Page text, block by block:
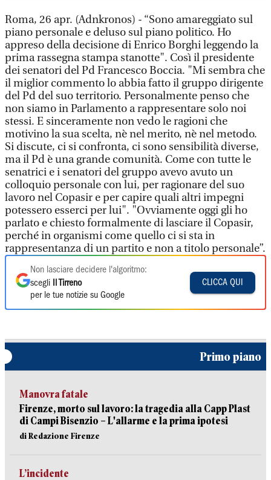
Roma, 26 apr. (Adnkronos) - “Sono amareggiato sul
piano personale e deluso sul piano politico. Ho
appreso della decisione di Enrico Borghi leggendo la
prima rassegna stampa stanotte". Così il presidente
dei senatori del Pd Francesco Boccia. "Mi sembra che
il miglior commento lo abbia fatto il gruppo dirigente
del Pd del suo territorio. Personalmente penso che
non siamo in Parlamento a rappresentare solo noi
stessi. E sinceramente non vedo le ragioni che
motivino la sua scelta, nè nel merito, nè nel metodo.
Si discute, ci si confronta, ci sono sensibilità diverse,
ma il Pd è una grande comunità. Come con tutte le
senatrici e i senatori del gruppo avevo avuto un
colloquio personale con lui, per ragionare del suo
lavoro nel Copasir e per capire quali altri impegni
potessero esserci per lui". "Ovviamente oggi gli ho
parlato e chiesto formalmente di lasciare il Copasir,
perché in organismi come quello ci si sta in
rappresentanza di un partito e non a titolo personale”.
Non lasciare decidere l'algoritmo:
scegli
Il Tirreno
per le tue notizie su Google
CLICCA QUI
Primo piano
Manovra fatale
Firenze, morto sul lavoro: la tragedia alla Capp Plast
di Campi Bisenzio – L'allarme e la prima ipotesi
di Redazione Firenze
L’incidente